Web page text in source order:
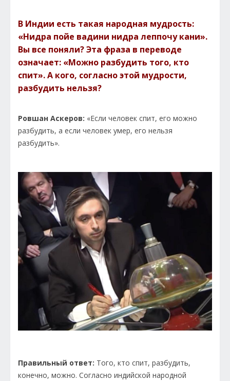
В Индии есть такая народная мудрость:
«Нидра пойе вадини нидра леппочу кани».
Вы все поняли? Эта фраза в переводе
означает: «Можно разбудить того, кто
спит». А кого, согласно этой мудрости,
разбудить нельзя?
Ровшан Аскеров: «Если человек спит, его можно
разбудить, а если человек умер, его нельзя
разбудить».
Правильный ответ: Того, кто спит, разбудить,
конечно, можно. Согласно индийской народной